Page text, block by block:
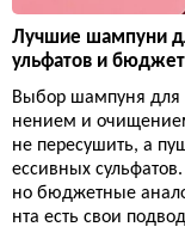
Лучшие шампуни
ульфатов и
Выбор шампуня для
нением и
не пересушить, а
ессивных
но бюджетные
нта есть свои